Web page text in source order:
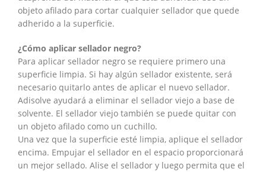
objeto afilado para cortar cualquier sellador que quede
adherido a la superficie.
¿Cómo aplicar sellador negro?
Para aplicar sellador negro se requiere primero una
superficie limpia. Si hay algún sellador existente, será
necesario quitarlo antes de aplicar el nuevo sellador.
Adisolve ayudará a eliminar el sellador viejo a base de
solvente. El sellador viejo también se puede quitar con
un objeto afilado como un cuchillo.
Una vez que la superficie esté limpia, aplique el sellador
encima. Empujar el sellador en el espacio proporcionará
un mejor sellado. Alise el sellador y luego permita que el